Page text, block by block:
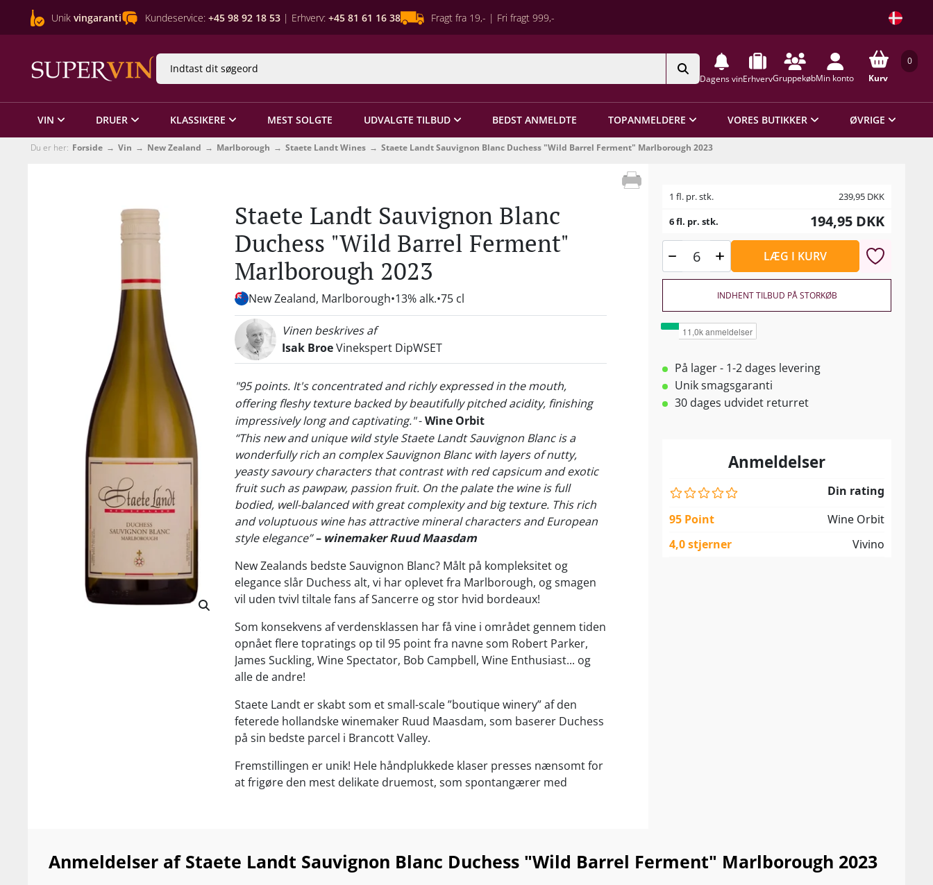
Unik vingaranti Kundeservice: +45 98 92 18 53 | Erhverv: +45 81 61 16 38 Fragt fra 19,- | Fri fragt 999,-
Dagens vinErhvervGruppekøbMin konto
0
Kurv
VIN DRUER KLASSIKERE MEST SOLGTE UDVALGTE TILBUD BEDST ANMELDTE TOPANMELDERE VORES BUTIKKER ØVRIGE
Du er her: Forside Vin New Zealand Marlborough Staete Landt Wines Staete Landt Sauvignon Blanc Duchess "Wild Barrel Ferment" Marlborough 2023
Staete Landt Sauvignon Blanc
Duchess "Wild Barrel Ferment"
Marlborough 2023
New Zealand, Marlborough 13% alk. 75 cl
Vinen beskrives af
Isak BroeVinekspert DipWSET
"95 points. It's concentrated and richly expressed in the mouth,
offering fleshy texture backed by beautifully pitched acidity, finishing
impressively long and captivating."-Wine Orbit
“This new and unique wild style Staete Landt Sauvignon Blanc is a
wonderfully rich an complex Sauvignon Blanc with layers of nutty,
yeasty savoury characters that contrast with red capsicum and exotic
fruit such as pawpaw, passion fruit. On the palate the wine is full
bodied, well-balanced with great complexity and big texture. This rich
and voluptuous wine has attractive mineral characters and European
style elegance”– winemaker Ruud Maasdam
New Zealands bedste Sauvignon Blanc? Målt på kompleksitet og
elegance slår Duchess alt, vi har oplevet fra Marlborough, og smagen
vil uden tvivl tiltale fans af Sancerre og stor hvid bordeaux!
Som konsekvens af verdensklassen har få vine i området gennem tiden
opnået flere topratings op til 95 point fra navne som Robert Parker,
James Suckling, Wine Spectator, Bob Campbell, Wine Enthusiast... og
alle de andre!
Staete Landt er skabt som et small-scale ”boutique winery” af den
feterede hollandske winemaker Ruud Maasdam, som baserer Duchess
på sin bedste parcel i Brancott Valley.
Fremstillingen er unik! Hele håndplukkede klaser presses nænsomt for
at frigøre den mest delikate druemost, som spontangærer med
Resultatet er en New Zealand Sauvignon Blanc som ingen anden...
1 fl. pr. stk. 239,95 DKK
6 fl. pr. stk.
194,95 DKK
LÆG I KURV
INDHENT TILBUD PÅ STORKØB
På lager - 1-2 dages levering
Unik smagsgaranti
30 dages udvidet returret
Anmeldelser
Din rating
95 Point
Wine Orbit
4,0 stjerner
Vivino
Anmeldelser af Staete Landt Sauvignon Blanc Duchess "Wild Barrel Ferment" Marlborough 2023